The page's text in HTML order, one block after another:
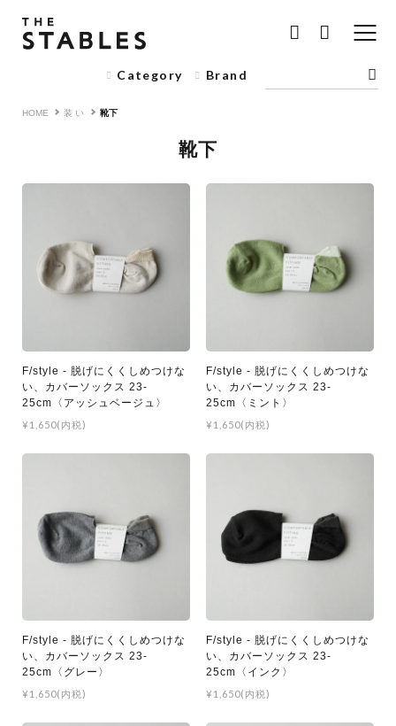
Category Brand
HOME 装 い 靴下
靴下
F/style - 脱げにくくしめつけな
い、カバーソックス 23-
25cm〈アッシュベージュ〉
¥1,650(内税)
F/style - 脱げにくくしめつけな
い、カバーソックス 23-
25cm〈ミント〉
¥1,650(内税)
F/style - 脱げにくくしめつけな
い、カバーソックス 23-
25cm〈グレー〉
¥1,650(内税)
F/style - 脱げにくくしめつけな
い、カバーソックス 23-
25cm〈インク〉
¥1,650(内税)